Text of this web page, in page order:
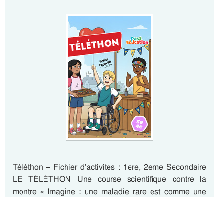
Téléthon – Fichier d’activités : 1ere, 2eme Secondaire
LE TÉLÉTHON Une course scientifique contre la
montre « Imagine : une maladie rare est comme une